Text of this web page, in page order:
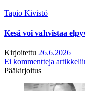
Tapio Kivistö
Kesä voi vahvistaa
Kirjoitettu 26.6.2026
Ei kommentteja
Pääkirjoitus